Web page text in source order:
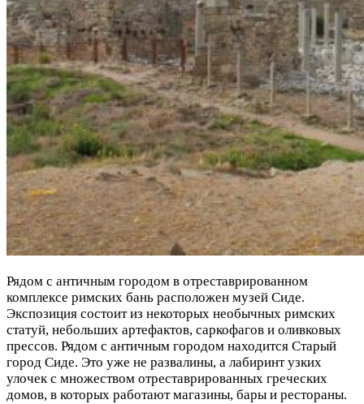
Рядом с античным городом в отреставрированном
комплексе римских бань расположен музей Сиде.
Экспозиция состоит из некоторых необычных римских
статуй, небольших артефактов, саркофагов и оливковых
прессов. Рядом с античным городом находится Старый
город Сиде. Это уже не развалины, а лабиринт узких
улочек с множеством отреставрированных греческих
домов, в которых работают магазины, бары и рестораны.